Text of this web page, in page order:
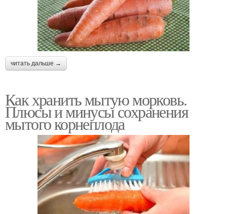
читать дальше →
Как хранить мытую морковь.
Плюсы и минусы сохранения
мытого корнеплода